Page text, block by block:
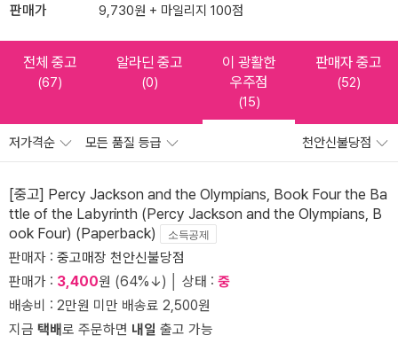
판매가 9,730원 + 마일리지 100점
전체 중고
(67)
알라딘 중고
(0)
이 광활한
우주점
(15)
판매자 중고
(52)
저가격순 모든 품질 등급 천안신불당점
[중고] Percy Jackson and the Olympians, Book Four the Ba
ttle of the Labyrinth (Percy Jackson and the Olympians, B
ook Four) (Paperback)
소득공제
판매자 : 중고매장 천안신불당점
판매가 : 3,400원 (64%↓) │ 상태 : 중
배송비 : 2만원 미만 배송료 2,500원
지금 택배로 주문하면 내일 출고 가능